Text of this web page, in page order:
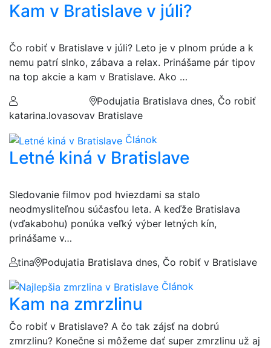
Kam v Bratislave v júli?
Čo robiť v Bratislave v júli? Leto je v plnom prúde a k
nemu patrí slnko, zábava a relax. Prinášame pár tipov
na top akcie a kam v Bratislave. Ako …
katarina.lovasova
Podujatia Bratislava dnes, Čo robiť
v Bratislave
Článok
Letné kiná v Bratislave
Sledovanie filmov pod hviezdami sa stalo
neodmysliteľnou súčasťou leta. A keďže Bratislava
(vďakabohu) ponúka veľký výber letných kín,
prinášame v…
tina
Podujatia Bratislava dnes, Čo robiť v Bratislave
Článok
Kam na zmrzlinu
Čo robiť v Bratislave? A čo tak zájsť na dobrú
zmrzlinu? Konečne si môžeme dať super zmrzlinu už aj